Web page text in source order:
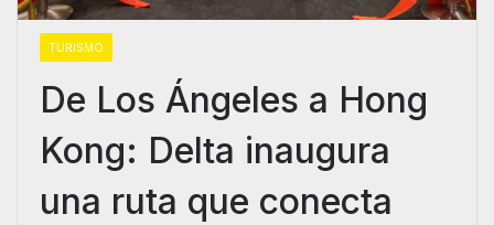
TURISMO
De Los Ángeles a Hong
Kong: Delta inaugura
una ruta que conecta